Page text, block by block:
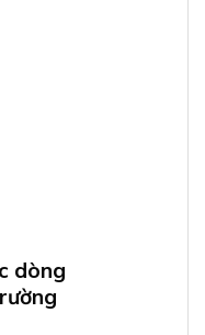
dòng